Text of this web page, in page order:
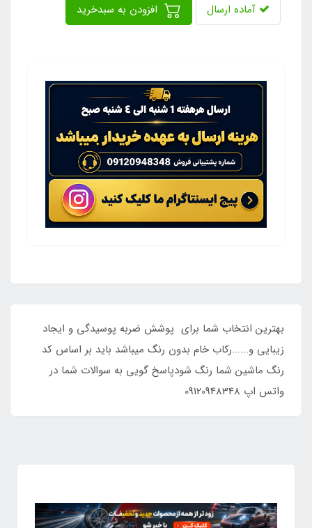
آماده ارسال
بهترین انتخاب شما برای پوشش ضربه پوسیدگی و ایجاد
زیبایی و......رکاب خام بدون رنگ میباشد باید بر اساس کد
رنگ ماشین شما رنگ شودپاسخ گویی به سوالات شما در
واتس اپ 09120948348